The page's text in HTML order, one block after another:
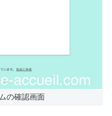
の確認画面